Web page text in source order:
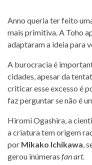
Anno queria ter feito
mais primitiva. A Toho
adaptaram a ideia para
A burocracia é
cidades, apesar da
criticar esse excesso é
faz perguntar se não é
Hiromi Ogashira, a
a criatura tem origem
por Mikako Ichikawa,
gerou inúmeras fan art.